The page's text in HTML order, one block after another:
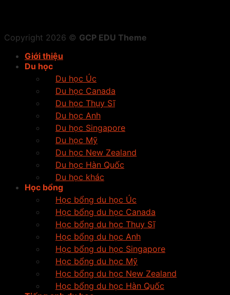
Copyright 2026 © GCP EDU Theme
Giới thiệu
Du học
Du học Úc
Du học Canada
Du học Thụy Sĩ
Du học Anh
Du học Singapore
Du học Mỹ
Du học New Zealand
Du học Hàn Quốc
Du học khác
Học bổng
Học bổng du học Úc
Học bổng du học Canada
Học bổng du học Thụy Sĩ
Học bổng du học Anh
Học bổng du học Singapore
Học bổng du học Mỹ
Học bổng du học New Zealand
Học bổng du học Hàn Quốc